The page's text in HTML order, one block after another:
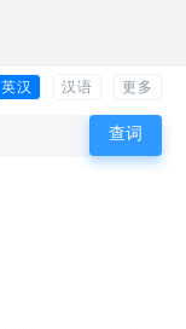
英汉 汉语 更多